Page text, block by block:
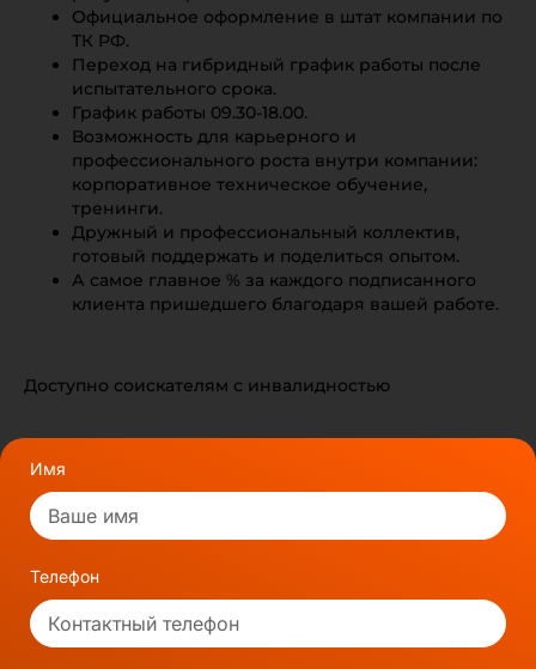
Официальное оформление в штат компании по
ТК РФ.
Переход на гибридный график работы после
испытательного срока.
График работы 09.30-18.00.
Возможность для карьерного и
профессионального роста внутри компании:
корпоративное техническое обучение,
тренинги.
Дружный и профессиональный коллектив,
готовый поддержать и поделиться опытом.
А самое главное % за каждого подписанного
клиента пришедшего благодаря вашей работе.
Доступно соискателям с инвалидностью
Имя
Телефон